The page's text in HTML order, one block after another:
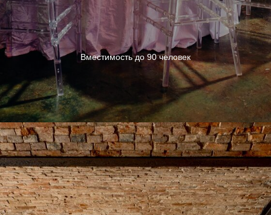
Вместимость до 90 человек